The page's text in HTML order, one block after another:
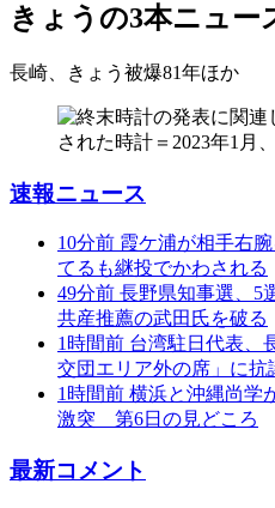
きょうの3本ニュー
長崎、きょう被爆81年ほか
速報ニュース
10分前 霞ケ浦が相手右
てるも継投でかわされる
49分前 長野県知事選、5
共産推薦の武田氏を破る
1時間前 台湾駐日代表
交団エリア外の席」に抗
1時間前 横浜と沖縄尚学
激突 第6日の見どころ
最新コメント